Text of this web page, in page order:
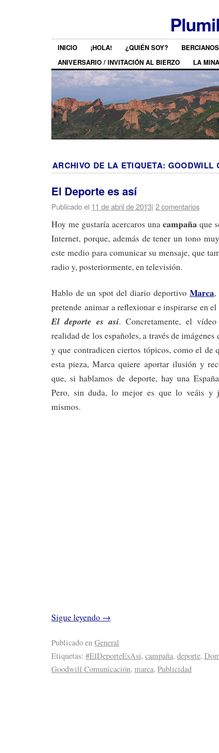
INICIO ¡HOLA! ¿QUIÉN SOY?
ANIVERSARIO / INVITACIÓN AL BIERZO
LA MINA
ARCHIVO DE LA ETIQUETA: GOODWILL
El Deporte es así
Publicado el 11 de abril de 2013| 2 comentarios
Hoy me gustaría acercaros una campañaque
Internet, porque, además de tener un tono
este medio para comunicar su mensaje, que
radio y, posteriormente, en televisión.
Hablo de un spot del diario deportivoMarca,
pretende animar a reflexionar e inspirarse en
El deporte es así. Concretamente, el
realidad de los españoles, a través de
y que contradicen ciertos tópicos, como el de
esta pieza, Marca quiere aportar ilusión y
que, si hablamos de deporte, hay una
Pero, sin duda, lo mejor es que lo veáis y
mismos.
Sigue leyendo →
Publicado enGeneral
Etiquetas: #ElDeporteEsAsí, campaña, deporte,
Goodwill Comunicación, marca, Publicidad